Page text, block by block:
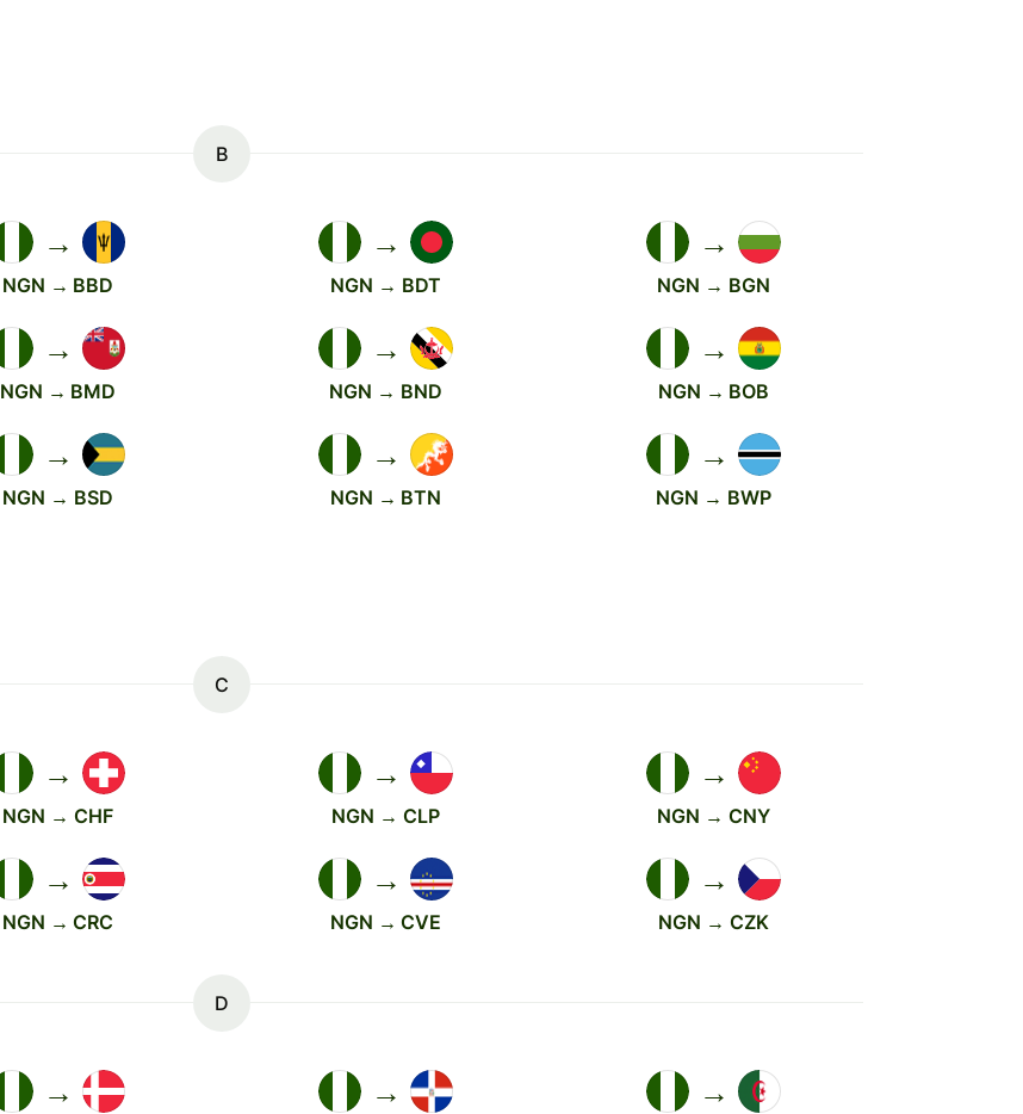
B
→
NGN → BBD
→
NGN → BDT
→
NGN → BGN
→
NGN → BMD
→
NGN → BND
→
NGN → BOB
→
NGN → BSD
→
NGN → BTN
→
NGN → BWP
C
→
NGN → CHF
→
NGN → CLP
→
NGN → CNY
→
NGN → CRC
→
NGN → CVE
→
NGN → CZK
D
→ → →